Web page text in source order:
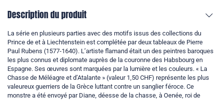
Description du produit
La série en plusieurs parties avec des motifs issus des collections du
Prince de et à Liechtenstein est complétée par deux tableaux de Pierre
Paul Rubens (1577-1640). L’artiste flamand était un des peintres baroques
les plus connus et diplomate auprès de la couronne des Habsbourg en
Espagne. Ses œuvres sont marquées par la lumière et les couleurs. « La
Chasse de Méléagre et d’Atalante » (valeur 1,50 CHF) représente les plus
valeureux guerriers de la Grèce luttant contre un sanglier féroce. Ce
monstre a été envoyé par Diane, déesse de la chasse, à Oenée, roi de